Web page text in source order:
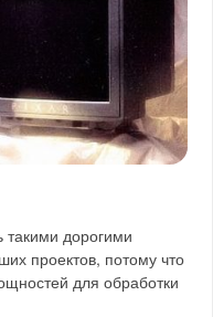
такими дорогими
проектов, потому что
для обработки